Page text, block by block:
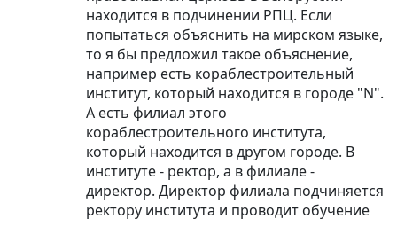
находится в подчинении РПЦ. Если
попытаться объяснить на мирском языке,
то я бы предложил такое объяснение,
например есть кораблестроительный
институт, который находится в городе "N".
А есть филиал этого
кораблестроительного института,
который находится в другом городе. В
институте - ректор, а в филиале -
директор. Директор филиала подчиняется
ректору института и проводит обучение